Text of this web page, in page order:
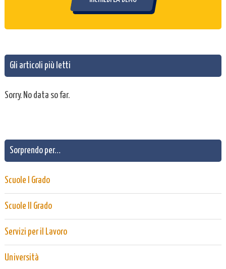
Gli articoli più letti
Sorry. No data so far.
Sorprendo per…
Scuole I Grado
Scuole II Grado
Servizi per il Lavoro
Università